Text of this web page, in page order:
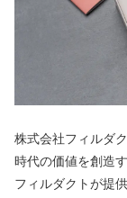
株式会社フィルダ
時代の価値を創造
フィルダクトが提